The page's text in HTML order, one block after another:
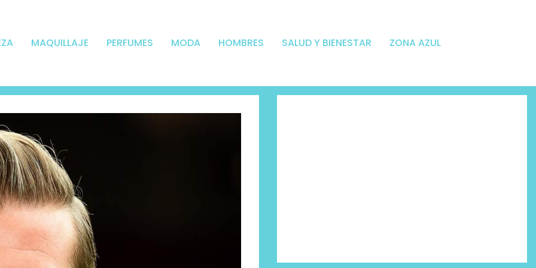
MAQUILLAJE PERFUMES MODA HOMBRES SALUD Y BIENESTAR ZONA AZUL